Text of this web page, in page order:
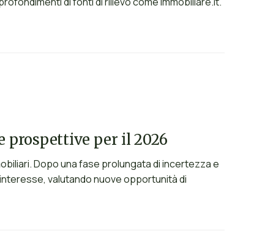
prospettive per il 2026
Dopo una fase prolungata di incertezza e
valutando nuove opportunità di